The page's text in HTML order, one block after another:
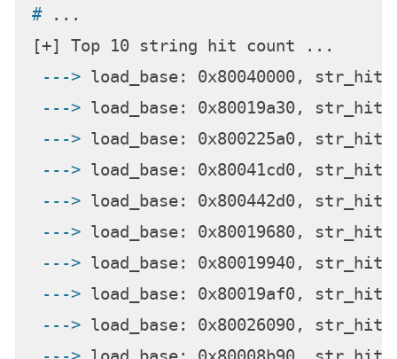
#
...
---> load_base: 0x80040000,
---> load_base: 0x80019a30,
---> load_base: 0x800225a0,
---> load_base: 0x80041cd0,
---> load_base: 0x800442d0,
---> load_base: 0x80019680,
---> load_base: 0x80019940,
---> load_base: 0x80019af0,
---> load_base: 0x80026090,